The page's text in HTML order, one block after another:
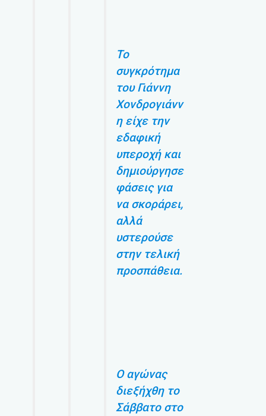
Το
συγκρότημα
του Γιάννη
Χονδρογιάνν
η είχε την
εδαφική
υπεροχή και
δημιούργησε
φάσεις για
να σκοράρει,
αλλά
υστερούσε
στην τελική
προσπάθεια.
Ο αγώνας
διεξήχθη το
Σάββατο στο